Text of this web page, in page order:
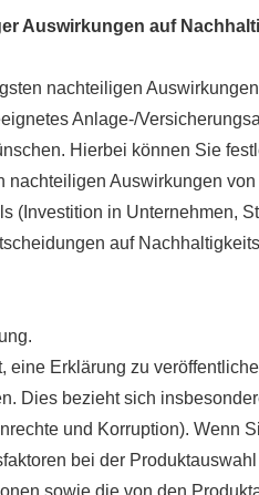
Auswirkungen auf
nachteiligen
Anlage-/
Hierbei können Sie
Auswirkungen
(Investition in Unternehmen,
auf
eine Erklärung zu
Dies bezieht sich
und Korruption). Wenn
bei der